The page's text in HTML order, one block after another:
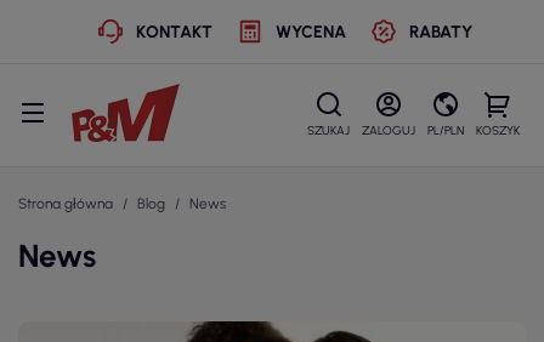
KONTAKT WYCENA RABATY
SZUKAJ ZALOGUJ PL/PLN KOSZYK
Strona główna Blog News
News